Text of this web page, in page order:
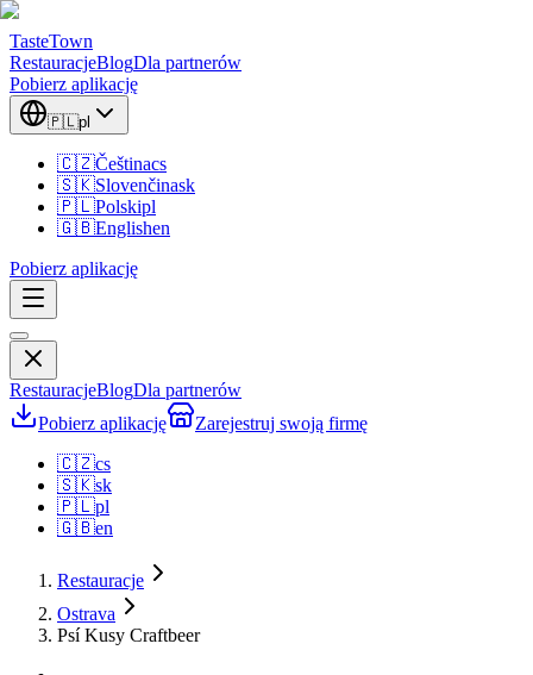
TasteTown
RestauracjeBlogDla partnerów
Pobierz aplikację
🇵🇱pl
🇨🇿Češtinacs
🇸🇰Slovenčinask
🇵🇱Polskipl
🇬🇧Englishen
Pobierz aplikację
RestauracjeBlogDla partnerów
Pobierz aplikację
Zarejestruj swoją firmę
🇨🇿cs
🇸🇰sk
🇵🇱pl
🇬🇧en
Restauracje
Ostrava
Psí Kusy Craftbeer